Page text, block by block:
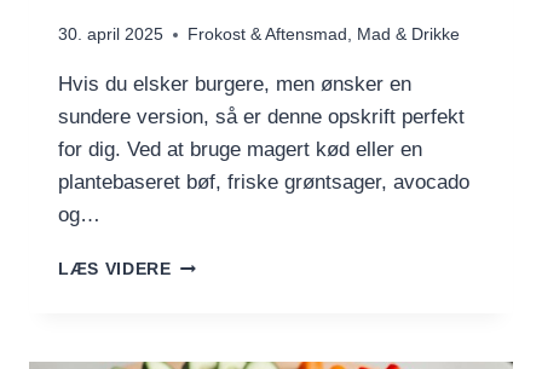
30. april 2025 Frokost & Aftensmad , Mad & Drikke
Hvis du elsker burgere, men ønsker en
sundere version, så er denne opskrift perfekt
for dig. Ved at bruge magert kød eller en
plantebaseret bøf, friske grøntsager, avocado
og…
LÆS VIDEREEN